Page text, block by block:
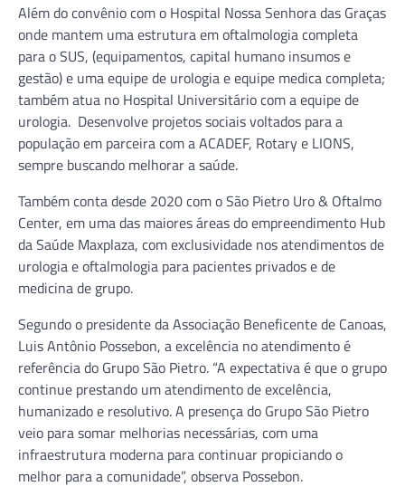
Além do convênio com o Hospital Nossa Senhora das Graças
onde mantem uma estrutura em oftalmologia completa
para o SUS, (equipamentos, capital humano insumos e
gestão) e uma equipe de urologia e equipe medica completa;
também atua no Hospital Universitário com a equipe de
urologia. Desenvolve projetos sociais voltados para a
população em parceira com a ACADEF, Rotary e LIONS,
sempre buscando melhorar a saúde.
Também conta desde 2020 com o São Pietro Uro & Oftalmo
Center, em uma das maiores áreas do empreendimento Hub
da Saúde Maxplaza, com exclusividade nos atendimentos de
urologia e oftalmologia para pacientes privados e de
medicina de grupo.
Segundo o presidente da Associação Beneficente de Canoas,
Luis Antônio Possebon, a excelência no atendimento é
referência do Grupo São Pietro. “A expectativa é que o grupo
continue prestando um atendimento de excelência,
humanizado e resolutivo. A presença do Grupo São Pietro
veio para somar melhorias necessárias, com uma
infraestrutura moderna para continuar propiciando o
melhor para a comunidade”, observa Possebon.